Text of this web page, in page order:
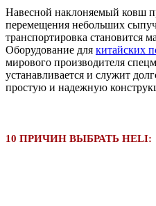
Навесной наклоняемый ковш
перемещения небольших
транспортировка становится
Оборудование для китайских
мирового производителя
устанавливается и служит
простую и надежную
10 ПРИЧИН ВЫБРАТЬ HELI: